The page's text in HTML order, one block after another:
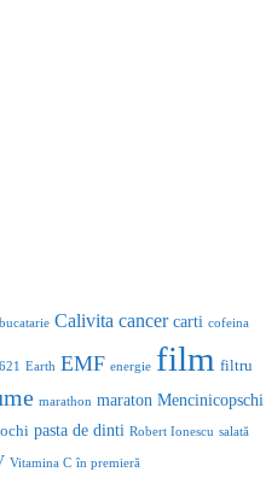
bucatarie Calivita cancer carti cofeina
Earth EMF energie film filtru
marathon maraton Mencinicopschi
ochi pasta de dinti Robert Ionescu salată
Vitamina C în premieră